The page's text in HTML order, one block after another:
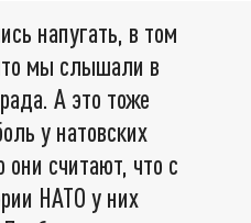
напугать, в том
мы слышали в
А это тоже
у натовских
они считают, что с
НАТО у них